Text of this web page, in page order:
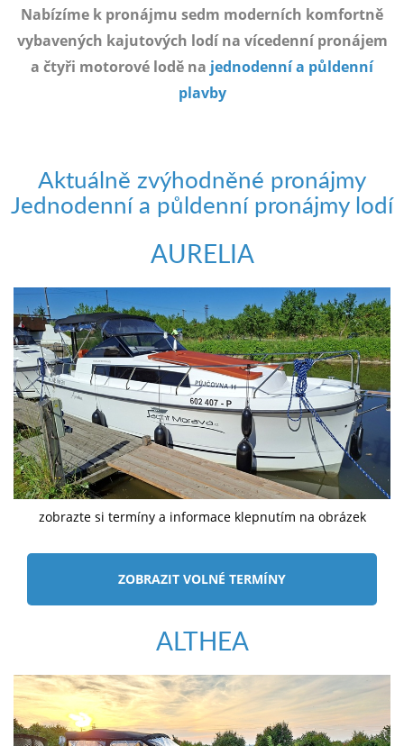
Nabízíme k pronájmu sedm moderních komfortně
vybavených kajutových lodí na vícedenní pronájem
a čtyři motorové lodě na jednodenní a půldenní
plavby
Aktuálně zvýhodněné pronájmy
Jednodenní a půldenní pronájmy lodí
AURELIA
zobrazte si termíny a informace klepnutím na obrázek
ZOBRAZIT VOLNÉ TERMÍNY
ALTHEA
mailem.
objednat
poukaz